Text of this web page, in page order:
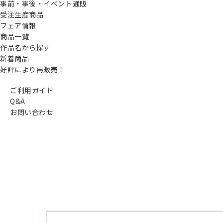
事前・事後・イベント通販
受注生産商品
フェア情報
商品一覧
作品名から探す
新着商品
好評により再販売！
ご利用ガイド
Q&A
お問い合わせ